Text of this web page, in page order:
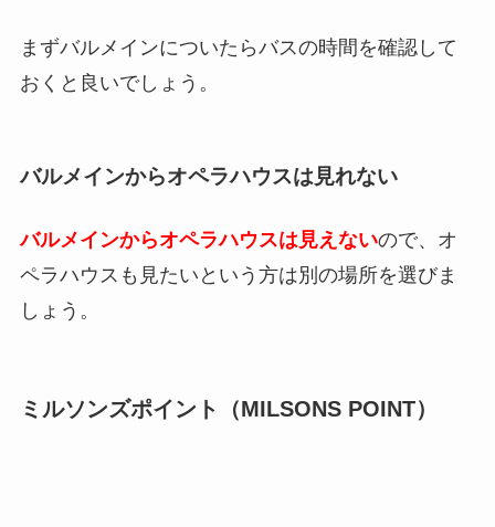
まずバルメインについたらバスの時間を確認して
おくと良いでしょう。
バルメインからオペラハウスは見れない
バルメインからオペラハウスは見えないので、オ
ペラハウスも見たいという方は別の場所を選びま
しょう。
ミルソンズポイント（MILSONS POINT）